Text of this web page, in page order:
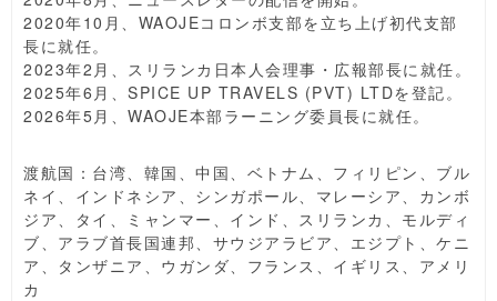
2020年10月、WAOJEコロンボ支部を立ち上げ初代支部
長に就任。
2023年2月、スリランカ日本人会理事・広報部長に就任。
2025年6月、SPICE UP TRAVELS (PVT) LTDを登記。
2026年5月、WAOJE本部ラーニング委員長に就任。
渡航国：台湾、韓国、中国、ベトナム、フィリピン、ブル
ネイ、インドネシア、シンガポール、マレーシア、カンボ
ジア、タイ、ミャンマー、インド、スリランカ、モルディ
ブ、アラブ首長国連邦、サウジアラビア、エジプト、ケニ
ア、タンザニア、ウガンダ、フランス、イギリス、アメリ
カ